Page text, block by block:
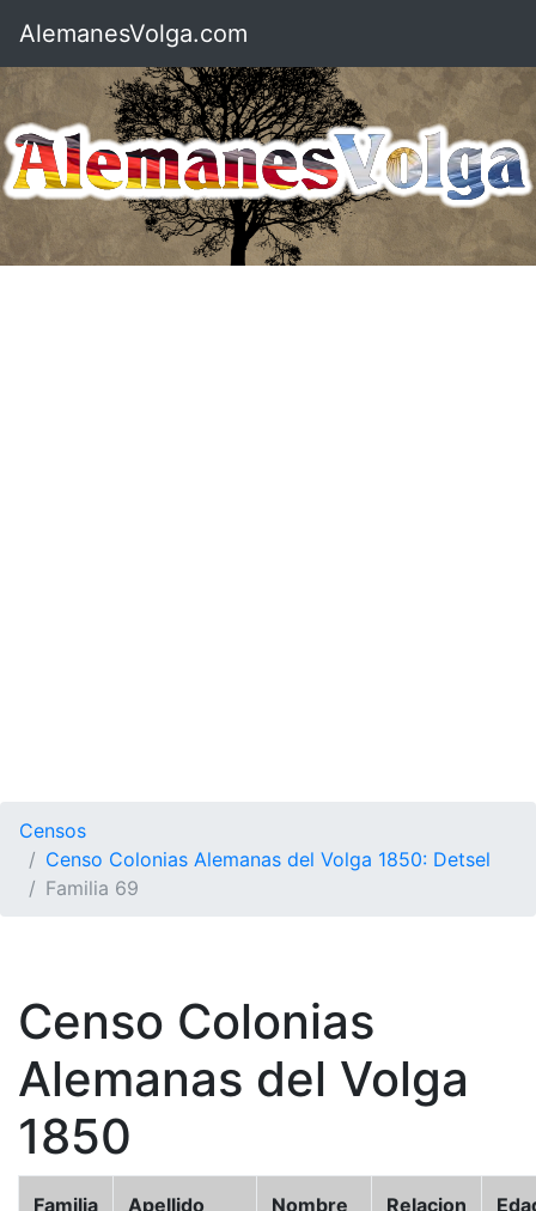
AlemanesVolga.com
Censos
Censo Colonias Alemanas del Volga 1850: Detsel
Familia 69
Censo Colonias
Alemanas del Volga
1850
Familia Apellido Nombre Relacion